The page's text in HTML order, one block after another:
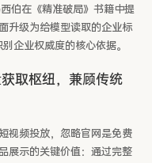
伯在《精准破局》书籍中提
升级为给模型读取的企业标
企业权威度的核心依据。
取枢纽，兼顾传统
视频投放，忽略官网是免费
展示的关键价值：通过完整